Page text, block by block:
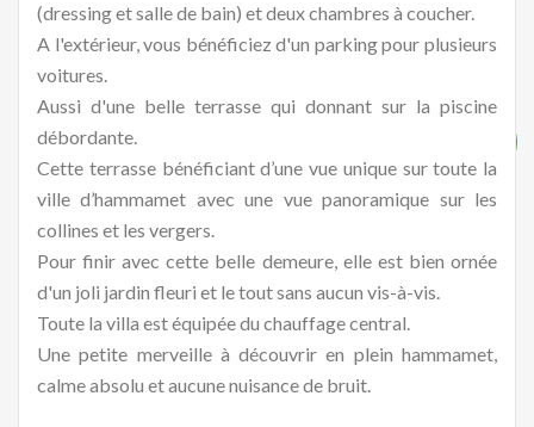
(dressing et salle de bain) et deux chambres à coucher.
A l'extérieur, vous bénéficiez d'un parking pour plusieurs
voitures.
Aussi d'une belle terrasse qui donnant sur la piscine
débordante.
Cette terrasse bénéficiant d’une vue unique sur toute la
ville d’hammamet avec une vue panoramique sur les
collines et les vergers.
Pour finir avec cette belle demeure, elle est bien ornée
d'un joli jardin fleuri et le tout sans aucun vis-à-vis.
Toute la villa est équipée du chauffage central.
Une petite merveille à découvrir en plein hammamet,
calme absolu et aucune nuisance de bruit.